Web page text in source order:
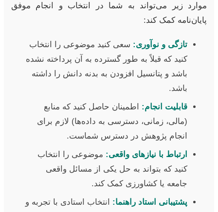
موارد زیر می‌تواند به شما در انتخاب و انجام موفق
پایان‌نامه کمک کند:
تازگی و نوآوری: سعی کنید موضوعی را انتخاب
کنید که قبلاً به طور گسترده به آن پرداخته نشده
باشد و پتانسیل افزودن به بدنه دانش را داشته
باشد.
قابلیت انجام: اطمینان حاصل کنید که منابع
(مالی، زمانی، دسترسی به داده‌ها) لازم برای
انجام پژوهش در دسترس شماست.
ارتباط با نیازهای واقعی: موضوعی را انتخاب
کنید که بتواند به حل یکی از مسائل واقعی
جامعه یا کشاورزی کمک کند.
پشتیبانی استاد راهنما: انتخاب استادی با تجربه و